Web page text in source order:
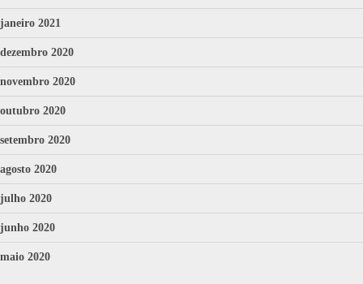
janeiro 2021
dezembro 2020
novembro 2020
outubro 2020
setembro 2020
agosto 2020
julho 2020
junho 2020
maio 2020